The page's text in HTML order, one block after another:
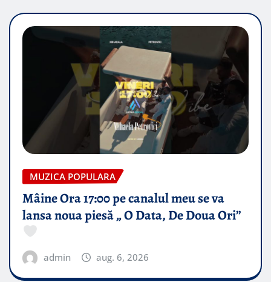
MUZICA POPULARA
Mâine Ora 17:00 pe canalul meu se va
lansa noua piesă „ O Data, De Doua Ori”
admin aug. 6, 2026